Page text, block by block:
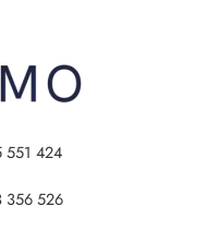
551 424
356 526